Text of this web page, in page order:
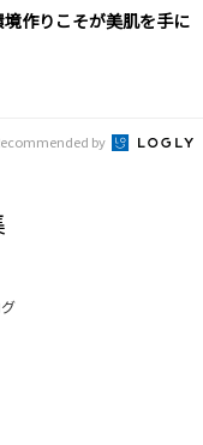
作りこそが美肌を手に
by